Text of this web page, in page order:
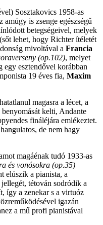
Sosztakovics 1958-as
is zsenge egészségű
betegségeivel, melyek
lehet, hogy Richter ítéletét
mivoltával a Francia
(op.102), melyet
egy esztendővel korábban
19 éves fia, Maxim
magasra a lécet, a
kelti, Andante
fináléjára emlékeztet.
de nem hagy
magáénak tudó 1933-as
és vonósokra (op.35)
elúszik a pianista, a
tétován sodródik a
így a zenekar s a virtuóz
igazán
a mű profi pianistával